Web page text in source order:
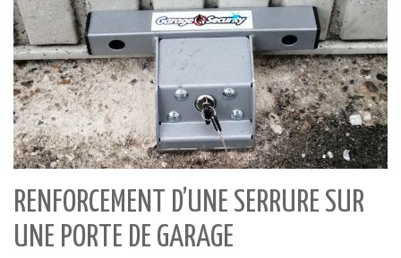
RENFORCEMENT D’UNE SERRURE SUR
UNE PORTE DE GARAGE